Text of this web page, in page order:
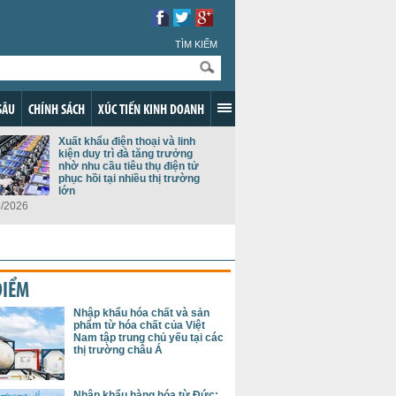
TÌM KIẾM
CHÍNH SÁCH XÚC TIẾN KINH DOANH
Xuất khẩu điện thoại và linh
kiện duy trì đà tăng trưởng
nhờ nhu cầu tiêu thụ điện tử
phục hồi tại nhiều thị trường
lớn
2026
Nhập khẩu hóa chất và sản
phẩm từ hóa chất của Việt
Nam tập trung chủ yếu tại các
thị trường châu Á